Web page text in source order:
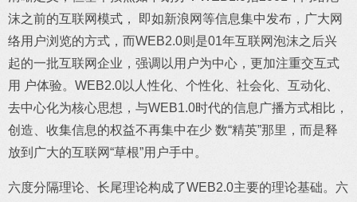
沫之前的互联网模式， 即如新浪网等信息集中发布，广大网
络用户浏览的方式，而WEB2.0则是01年互联网泡沫之后兴
起的一批互联网企业，强调以用户为中心，更加注重交互式
用 户体验。WEB2.0以人性化、个性化、社会化、互动化、
去中心化为核心思想，与WEB1.0时代的信息广播方式相比，
创造、收集信息的权益不再集中在少 数“精英”那里，而是释
放到广大的互联网“草根”用户手中。
六度分隔理论、长尾理论构成了WEB2.0主要的理论基础。六